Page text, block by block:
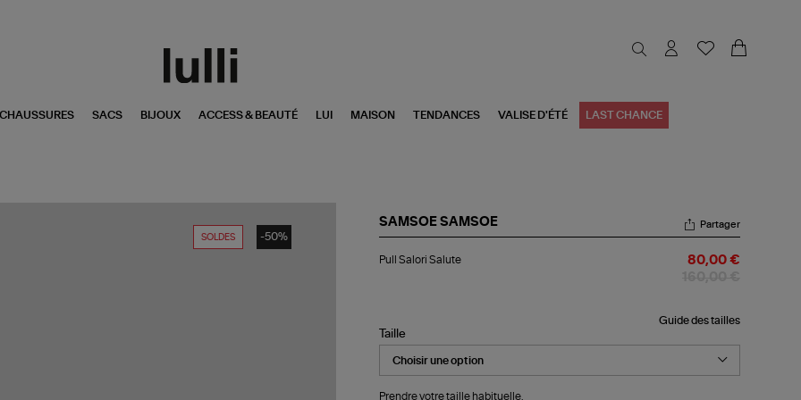
CHAUSSURES SACS BIJOUX ACCESS & BEAUTÉ LUI MAISON TENDANCES VALISE D'ÉTÉ LAST CHANCE
SOLDES -50%
SAMSOE SAMSOE
Salori
Partager
Pull Salori Salute 80,00 €
Guide des tailles
Taille
Prendre votre taille habituelle.